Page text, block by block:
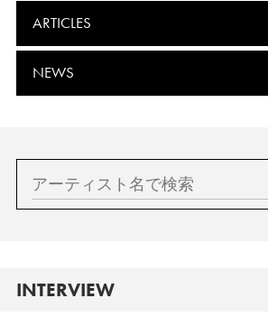
ARTICLES
NEWS
INTERVIEW